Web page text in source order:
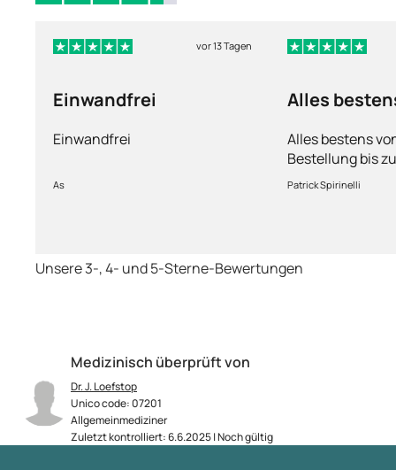
Medizinisch überprüft von
Dr. J. Loefstop
Unico code: 07201
Allgemeinmediziner
Zuletzt kontrolliert: 6.6.2025 | Noch gültig
vor 13 Tagen
Einwandfrei
Einwandfrei
As
Alles
Alles bestens
Bestellung bis
Ware sorgfältig
schnelle
Patrick Spirinelli
Unsere 3-, 4- und 5-Sterne-Bewertungen